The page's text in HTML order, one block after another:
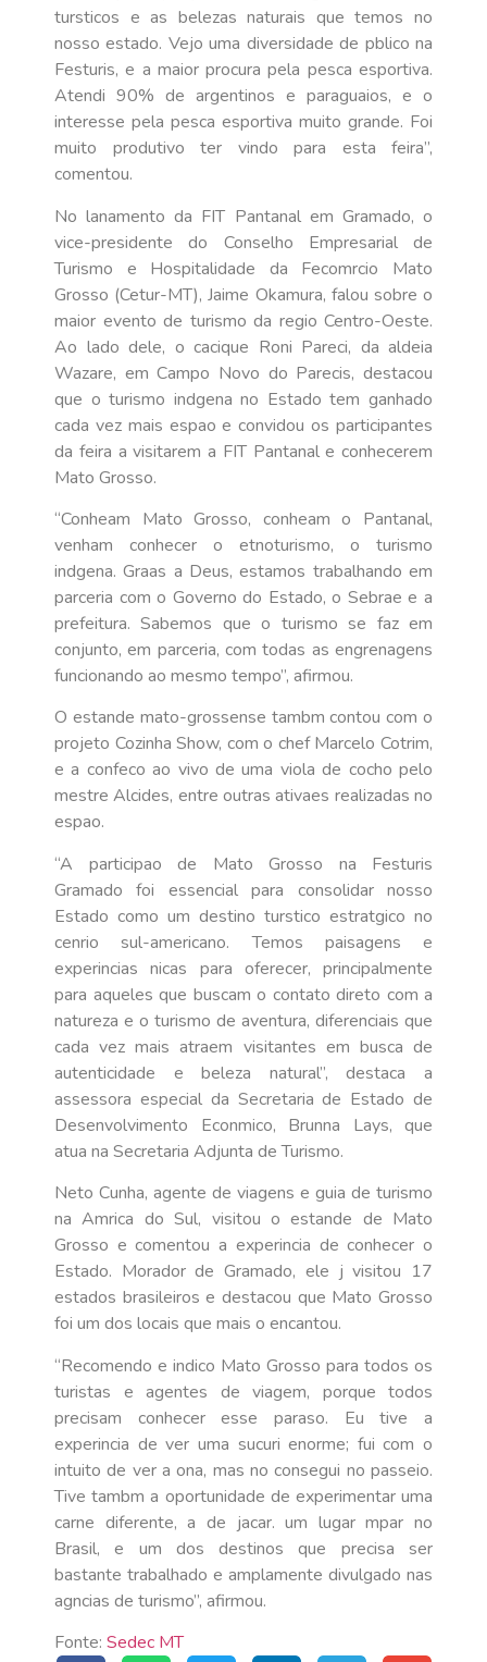
tursticos e as belezas naturais que temos no
nosso estado. Vejo uma diversidade de pblico na
Festuris, e a maior procura pela pesca esportiva.
Atendi 90% de argentinos e paraguaios, e o
interesse pela pesca esportiva muito grande. Foi
muito produtivo ter vindo para esta feira”,
comentou.
No lanamento da FIT Pantanal em Gramado, o
vice-presidente do Conselho Empresarial de
Turismo e Hospitalidade da Fecomrcio Mato
Grosso (Cetur-MT), Jaime Okamura, falou sobre o
maior evento de turismo da regio Centro-Oeste.
Ao lado dele, o cacique Roni Pareci, da aldeia
Wazare, em Campo Novo do Parecis, destacou
que o turismo indgena no Estado tem ganhado
cada vez mais espao e convidou os participantes
da feira a visitarem a FIT Pantanal e conhecerem
Mato Grosso.
“Conheam Mato Grosso, conheam o Pantanal,
venham conhecer o etnoturismo, o turismo
indgena. Graas a Deus, estamos trabalhando em
parceria com o Governo do Estado, o Sebrae e a
prefeitura. Sabemos que o turismo se faz em
conjunto, em parceria, com todas as engrenagens
funcionando ao mesmo tempo”, afirmou.
O estande mato-grossense tambm contou com o
projeto Cozinha Show, com o chef Marcelo Cotrim,
e a confeco ao vivo de uma viola de cocho pelo
mestre Alcides, entre outras ativaes realizadas no
espao.
“A participao de Mato Grosso na Festuris
Gramado foi essencial para consolidar nosso
Estado como um destino turstico estratgico no
cenrio sul-americano. Temos paisagens e
experincias nicas para oferecer, principalmente
para aqueles que buscam o contato direto com a
natureza e o turismo de aventura, diferenciais que
cada vez mais atraem visitantes em busca de
autenticidade e beleza natural”, destaca a
assessora especial da Secretaria de Estado de
Desenvolvimento Econmico, Brunna Lays, que
atua na Secretaria Adjunta de Turismo.
Neto Cunha, agente de viagens e guia de turismo
na Amrica do Sul, visitou o estande de Mato
Grosso e comentou a experincia de conhecer o
Estado. Morador de Gramado, ele j visitou 17
estados brasileiros e destacou que Mato Grosso
foi um dos locais que mais o encantou.
“Recomendo e indico Mato Grosso para todos os
turistas e agentes de viagem, porque todos
precisam conhecer esse paraso. Eu tive a
experincia de ver uma sucuri enorme; fui com o
intuito de ver a ona, mas no consegui no passeio.
Tive tambm a oportunidade de experimentar uma
carne diferente, a de jacar. um lugar mpar no
Brasil, e um dos destinos que precisa ser
bastante trabalhado e amplamente divulgado nas
agncias de turismo”, afirmou.
Fonte: Sedec MT